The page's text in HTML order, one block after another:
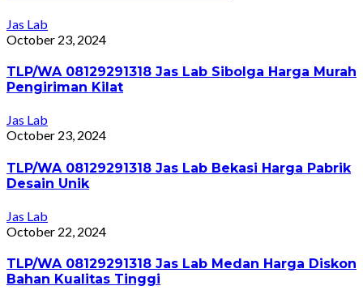
Jas Lab
October 23, 2024
TLP/WA 08129291318 Jas Lab Sibolga Harga Murah
Pengiriman Kilat
Jas Lab
October 23, 2024
TLP/WA 08129291318 Jas Lab Bekasi Harga Pabrik
Desain Unik
Jas Lab
October 22, 2024
TLP/WA 08129291318 Jas Lab Medan Harga Diskon
Bahan Kualitas Tinggi